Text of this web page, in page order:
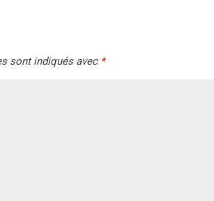
sont indiqués avec *